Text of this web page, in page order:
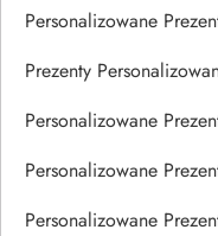
Personalizowane
Prezenty
Personalizowane
Personalizowane
Personalizowane